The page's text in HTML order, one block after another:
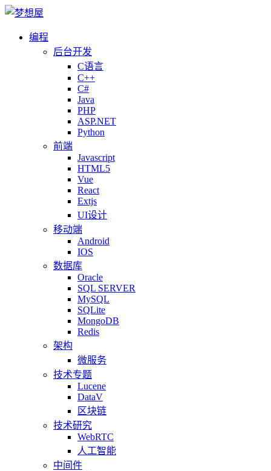
编程
后台开发
C语言
C++
C#
Java
PHP
ASP.NET
Python
前端
Javascript
HTML5
Vue
React
Extjs
UI设计
移动端
Android
IOS
数据库
Oracle
SQL SERVER
MySQL
SQLite
MongoDB
Redis
架构
微服务
技术专题
Lucene
DataV
区块链
技术研究
WebRTC
人工智能
中间件